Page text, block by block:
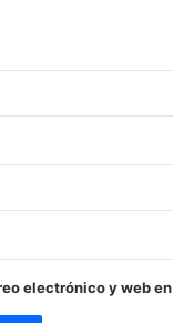
electrónico y web